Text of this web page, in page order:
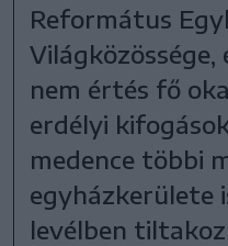
Református
nem értés fő
erdélyi
medence többi
egyházkerülete
levélben